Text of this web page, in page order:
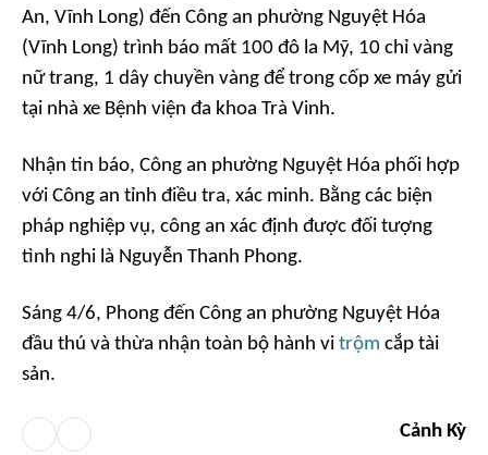
An, Vĩnh Long) đến Công an phường Nguyệt Hóa
(Vĩnh Long) trình báo mất 100 đô la Mỹ, 10 chỉ vàng
nữ trang, 1 dây chuyền vàng để trong cốp xe máy gửi
tại nhà xe Bệnh viện đa khoa Trà Vinh.
Nhận tin báo, Công an phường Nguyệt Hóa phối hợp
với Công an tỉnh điều tra, xác minh. Bằng các biện
pháp nghiệp vụ, công an xác định được đối tượng
tình nghi là Nguyễn Thanh Phong.
Sáng 4/6, Phong đến Công an phường Nguyệt Hóa
đầu thú và thừa nhận toàn bộ hành vi trộm cắp tài
sản.
Cảnh Kỳ